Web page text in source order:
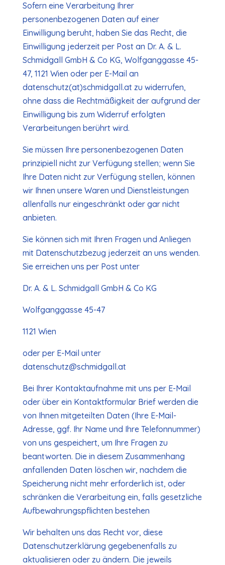
Sofern eine Verarbeitung Ihrer
personenbezogenen Daten auf einer
Einwilligung beruht, haben Sie das Recht, die
Einwilligung jederzeit per Post an Dr. A. & L.
Schmidgall GmbH & Co KG, Wolfganggasse 45-
47, 1121 Wien oder per E-Mail an
datenschutz(at)schmidgall.at zu widerrufen,
ohne dass die Rechtmäßigkeit der aufgrund der
Einwilligung bis zum Widerruf erfolgten
Verarbeitungen berührt wird.
Sie müssen Ihre personenbezogenen Daten
prinzipiell nicht zur Verfügung stellen; wenn Sie
Ihre Daten nicht zur Verfügung stellen, können
wir Ihnen unsere Waren und Dienstleistungen
allenfalls nur eingeschränkt oder gar nicht
anbieten.
Sie können sich mit Ihren Fragen und Anliegen
mit Datenschutzbezug jederzeit an uns wenden.
Sie erreichen uns per Post unter
Dr. A. & L. Schmidgall GmbH & Co KG
Wolfganggasse 45-47
1121 Wien
oder per E-Mail unter
datenschutz@schmidgall.at
Bei Ihrer Kontaktaufnahme mit uns per E-Mail
oder über ein Kontaktformular Brief werden die
von Ihnen mitgeteilten Daten (Ihre E-Mail-
Adresse, ggf. Ihr Name und Ihre Telefonnummer)
von uns gespeichert, um Ihre Fragen zu
beantworten. Die in diesem Zusammenhang
anfallenden Daten löschen wir, nachdem die
Speicherung nicht mehr erforderlich ist, oder
schränken die Verarbeitung ein, falls gesetzliche
Aufbewahrungspflichten bestehen
Wir behalten uns das Recht vor, diese
Datenschutzerklärung gegebenenfalls zu
aktualisieren oder zu ändern. Die jeweils